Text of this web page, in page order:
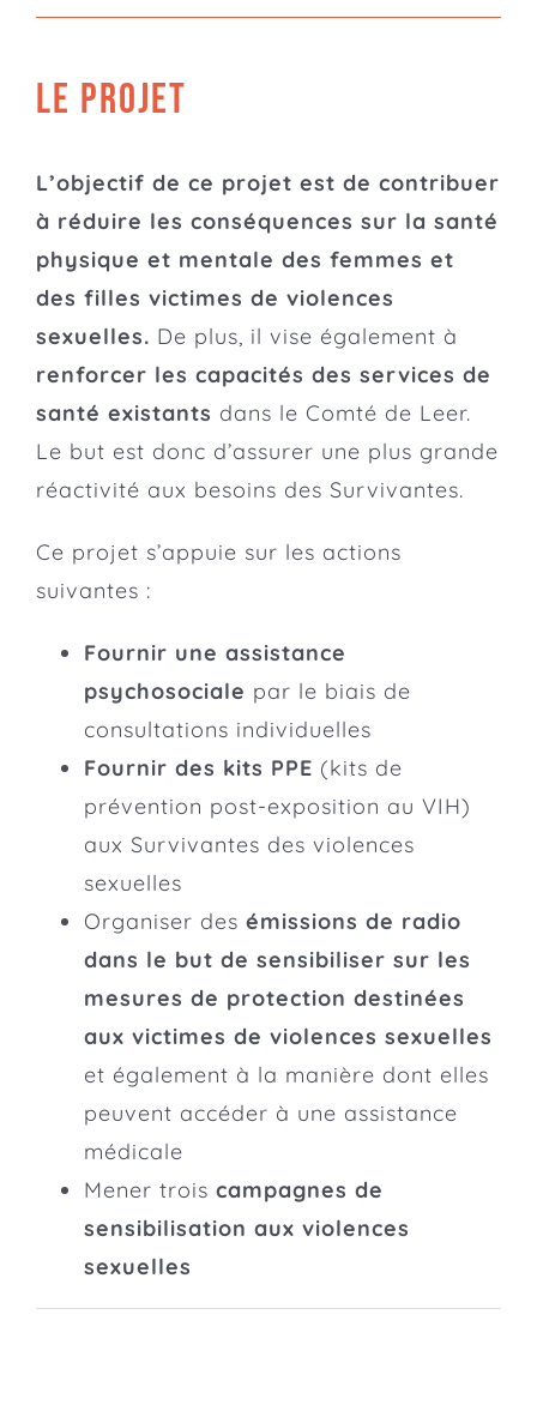
LE PROJET
L’objectif de ce projet est de contribuer
à réduire les conséquences sur la santé
physique et mentale des femmes et
des filles victimes de violences
sexuelles. De plus, il vise également à
renforcer les capacités des services de
santé existants dans le Comté de Leer.
Le but est donc d’assurer une plus grande
réactivité aux besoins des Survivantes.
Ce projet s’appuie sur les actions
suivantes :
Fournir une assistance
psychosociale par le biais de
consultations individuelles
Fournir des kits PPE (kits de
prévention post-exposition au VIH)
aux Survivantes des violences
sexuelles
Organiser des émissions de radio
dans le but de sensibiliser sur les
mesures de protection destinées
aux victimes de violences sexuelles
et également à la manière dont elles
peuvent accéder à une assistance
médicale
Mener trois campagnes de
sensibilisation aux violences
sexuelles